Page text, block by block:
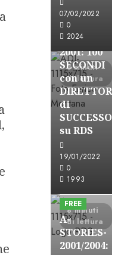
07/02/2022
0
2024
3 minuti
di lettura
FREE
A-
STORIES-
2001: 100
SECONDI
con un
DIRETTORE
di
SUCCESSO
su RDS
19/01/2022
0
1993
8 minuti
di lettura
A-Stories
FREE
A-
STORIES-
2001/2004: